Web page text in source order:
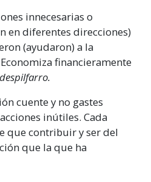
innecesarias o
en diferentes direcciones)
(ayudaron) a la
financieramente
despilfarro.
cuente y no gastes
inútiles. Cada
que contribuir y ser del
que la que ha